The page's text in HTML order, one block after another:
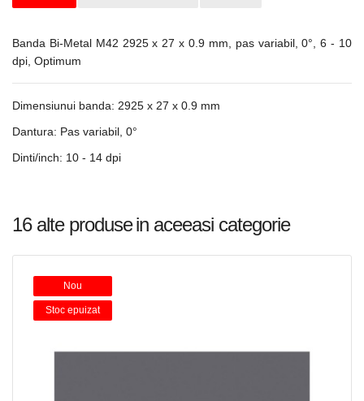
Banda Bi-Metal M42 2925 x 27 x 0.9 mm, pas variabil, 0°, 6 - 10
dpi, Optimum
Dimensiunui banda: 2925 x 27 x 0.9 mm
Dantura: Pas variabil, 0°
Dinti/inch: 10 - 14 dpi
16 alte produsein aceeasi categorie
Nou
Stoc epuizat